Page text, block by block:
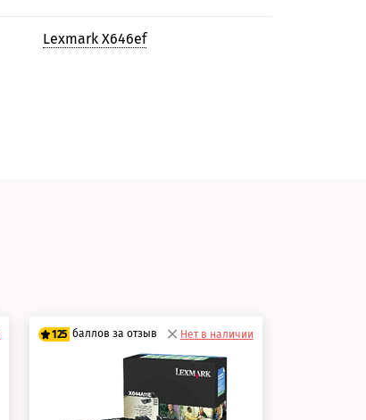
Lexmark X646ef
125 баллов за отзыв Нет в наличии